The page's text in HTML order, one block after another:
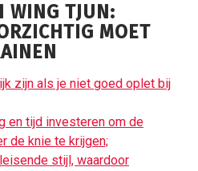
WING TJUN:
MOET
zijn als je niet goed oplet bij
en tijd investeren om de
de knie te krijgen;
stijl, waardoor